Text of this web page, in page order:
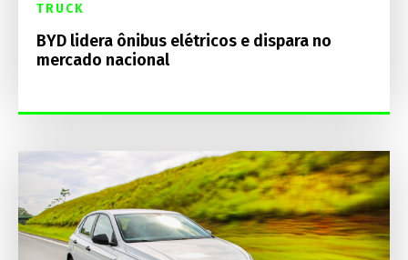
TRUCK
BYD lidera ônibus elétricos e dispara no
mercado nacional